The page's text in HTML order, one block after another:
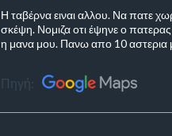
Η ταβέρνα ειναι αλλου. Να πατε
σκέψη. Νομιζα οτι έψηνε ο
η μανα μου. Πανω απο 10
Πηγή: